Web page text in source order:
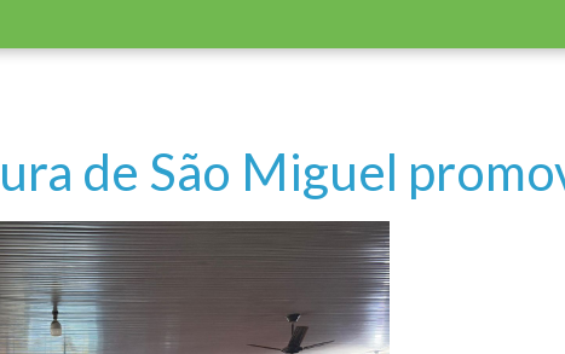
de São Miguel